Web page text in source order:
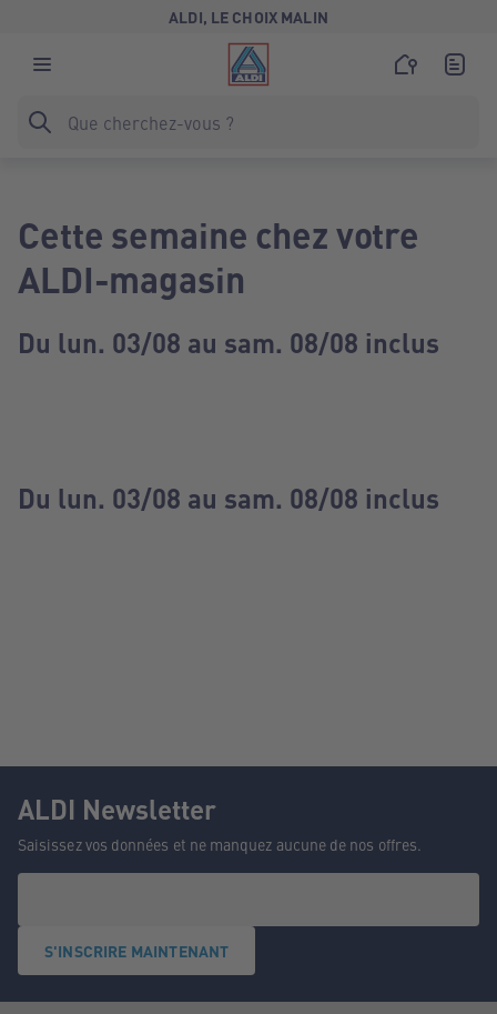
ALDI, LE CHOIX MALIN
Cette semaine chez votre
ALDI-magasin
Du lun. 03/08 au sam. 08/08 inclus
Du lun. 03/08 au sam. 08/08 inclus
ALDI Newsletter
Saisissez vos données et ne manquez aucune de nos offres.
S'INSCRIRE MAINTENANT